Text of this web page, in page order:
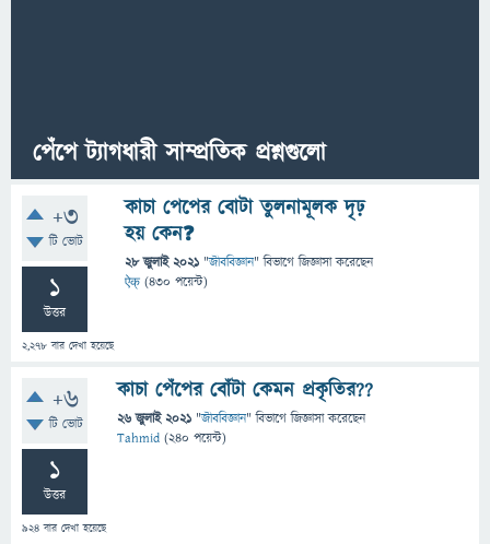
পেঁপে ট্যাগধারী সাম্প্রতিক প্রশ্নগুলো
+3
টি ভোট
1
উত্তর
2,278 বার দেখা হয়েছে
কাচা পেপের বোটা তুলনামূলক দৃঢ়
হয় কেন❓
28 জুলাই 2021 "জীববিজ্ঞান" বিভাগে জিজ্ঞাসাকরেছেন
ऐक् (430 পয়েন্ট)
+6
টি ভোট
1
উত্তর
924 বার দেখা হয়েছে
কাচা পেঁপের বোঁটা কেমন প্রকৃতির??
26 জুলাই 2021 "জীববিজ্ঞান" বিভাগে জিজ্ঞাসাকরেছেন
Tahmid (240 পয়েন্ট)